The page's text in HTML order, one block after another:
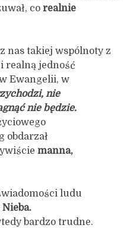
co realnie
nas takiej wspólnoty z
realną jedność
Ewangelii, w
nie
nie będzie.
obdarzał
manna,
ludu
bardzo trudne.